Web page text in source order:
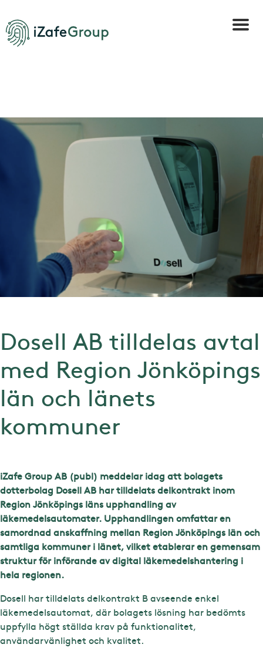
Dosell AB tilldelas avtal
med Region Jönköpings
län och länets
kommuner
iZafe Group AB (publ) meddelar idag att bolagets
dotterbolag Dosell AB har tilldelats delkontrakt inom
Region Jönköpings läns upphandling av
läkemedelsautomater. Upphandlingen omfattar en
samordnad anskaffning mellan Region Jönköpings län och
samtliga kommuner i länet, vilket etablerar en gemensam
struktur för införande av digital läkemedelshantering i
hela regionen.
Dosell har tilldelats delkontrakt B avseende enkel
läkemedelsautomat, där bolagets lösning har bedömts
uppfylla högt ställda krav på funktionalitet,
användarvänlighet och kvalitet.